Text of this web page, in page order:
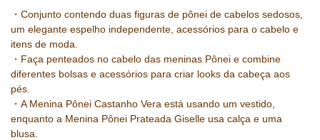
・Conjunto contendo duas figuras de pônei de cabelos sedosos,
um elegante espelho independente, acessórios para o cabelo e
itens de moda.
・Faça penteados no cabelo das meninas Pônei e combine
diferentes bolsas e acessórios para criar looks da cabeça aos
pés.
・A Menina Pônei Castanho Vera está usando um vestido,
enquanto a Menina Pônei Prateada Giselle usa calça e uma
blusa.